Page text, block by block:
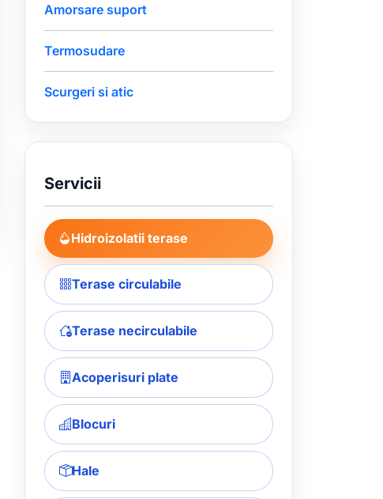
Amorsare suport
Termosudare
Scurgeri si atic
Servicii
Hidroizolatii terase
Terase circulabile
Terase necirculabile
Acoperisuri plate
Blocuri
Hale